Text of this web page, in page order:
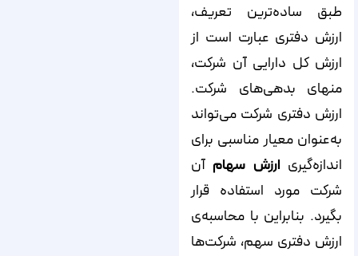
طبق ساده‌ترین تعریف،
ارزش دفتری عبارت است از
ارزش کل دارایی آن شرکت،
منهای بدهی‌های شرکت.
ارزش دفتری شرکت می‌تواند
به‌عنوان معیار مناسبی برای
اندازه‌گیری ارزش سهام آن
شرکت مورد استفاده قرار
بگیرد. بنابراین با محاسبه‌ی
ارزش دفتری سهم، شرکت‌ها